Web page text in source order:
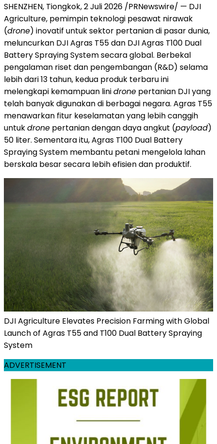
SHENZHEN, Tiongkok, 2 Juli 2026 /PRNewswire/ — DJI
Agriculture, pemimpin teknologi pesawat nirawak
(drone) inovatif untuk sektor pertanian di pasar dunia,
meluncurkan DJI Agras T55 dan DJI Agras T100 Dual
Battery Spraying System secara global. Berbekal
pengalaman riset dan pengembangan (R&D) selama
lebih dari 13 tahun, kedua produk terbaru ini
melengkapi kemampuan linidrone pertanian DJI yang
telah banyak digunakan di berbagai negara. Agras T55
menawarkan fitur keselamatan yang lebih canggih
untukdrone pertanian dengan daya angkut (payload)
50 liter. Sementara itu, Agras T100 Dual Battery
Spraying System membantu petani mengelola lahan
berskala besar secara lebih efisien dan produktif.
DJI Agriculture Elevates Precision Farming with Global
Launch of Agras T55 and T100 Dual Battery Spraying
System
ADVERTISEMENT